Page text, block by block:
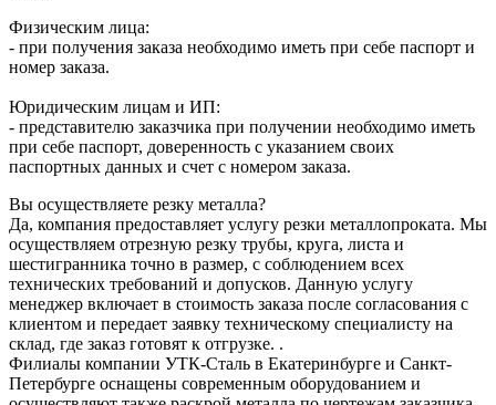
Физическим лица:
- при получения заказа необходимо иметь при себе паспорт и
номер заказа.
Юридическим лицам и ИП:
- представителю заказчика при получении необходимо иметь
при себе паспорт, доверенность с указанием своих
паспортных данных и счет с номером заказа.
Вы осуществляете резку металла?
Да, компания предоставляет услугу резки металлопроката. Мы
осуществляем отрезную резку трубы, круга, листа и
шестигранника точно в размер, с соблюдением всех
технических требований и допусков. Данную услугу
менеджер включает в стоимость заказа после согласования с
клиентом и передает заявку техническому специалисту на
склад, где заказ готовят к отгрузке. .
Филиалы компании УТК-Сталь в Екатеринбурге и Санкт-
Петербурге оснащены современным оборудованием и